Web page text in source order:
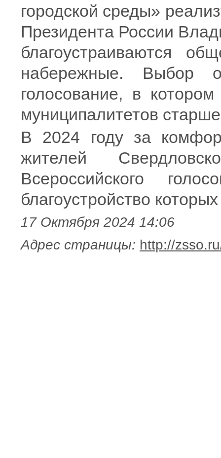
городской среды»
Президента России
благоустраиваются
набережные. Выбор
голосование, в
муниципалитетов
В 2024 году за
жителей
Всероссийского
благоустройство
17 Октября 2024 14:06
Адрес страницы: http://